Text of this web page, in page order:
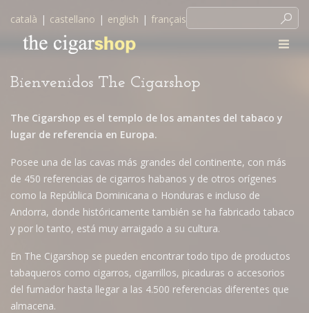
català | castellano | english | français
Bienvenidos The Cigarshop
The Cigarshop es el templo de los amantes del tabaco y
lugar de referencia en Europa.
Posee una de las cavas más grandes del continente, con más
de 450 referencias de cigarros habanos y de otros orígenes
como la República Dominicana o Honduras e incluso de
Andorra, donde históricamente también se ha fabricado tabaco
y por lo tanto, está muy arraigado a su cultura.
En The Cigarshop se pueden encontrar todo tipo de productos
tabaqueros como cigarros, cigarrillos, picaduras o accesorios
del fumador hasta llegar a las 4.500 referencias diferentes que
almacena.